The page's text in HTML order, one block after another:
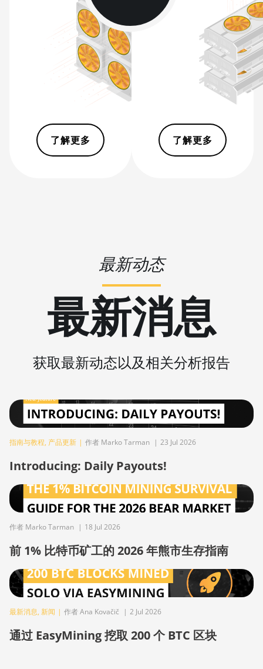
BITMAIN AntMiner S9i
BITMAIN AntMiner S9j
BITMAIN AntMiner S9k
BITMAIN AntMiner T15
BITMAIN AntMiner T17
BITMAIN AntMiner T17e
BITMAIN AntMiner Z15 Pro
BITMAIN AntMiner Z15e
BITMAIN AntMiner Z15j
BITMAIN Antminer S19 Hyd. (152Th)
BITMAIN Antminer S19 Hydro (158Th)
BITMAIN Antminer S19j (100TH)
BITMAIN Antminer S19j (90Th)
BITMAIN Antminer S19j Pro (96Th)
BITMAIN Antminer S19j XP (151TH)
BITMAIN Antminer S19k Pro (120Th)
BITMAIN Antminer S23 (580Th)
BITMAIN Antminer S23 Hyd. (580Th)
BITMAIN Antminer S23 Hyd. 3U (1.16Ph)
BITMAIN Antminer S23 Imm. (442Th)
BITMAIN Antminer S23e Hyd 2U (865Th/s)
BITMAIN Antminer T19 Hydro (158Th)
了解更多 了解更多
最新动态
最新消息
获取最新动态以及相关分析报告
指南与教程, 产品更新 | 作者 Marko Tarman | 23 Jul 2026
Introducing: Daily Payouts!
作者 Marko Tarman | 18 Jul 2026
前 1% 比特币矿工的 2026 年熊市生存指南
最新消息, 新闻 | 作者 Ana Kovačič | 2 Jul 2026
通过 EasyMining 挖取 200 个 BTC 区块